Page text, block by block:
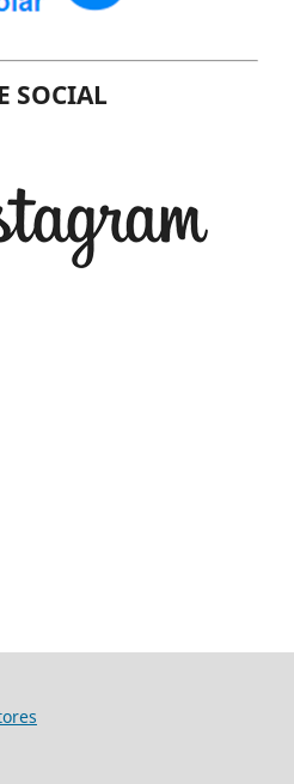
SOCIAL